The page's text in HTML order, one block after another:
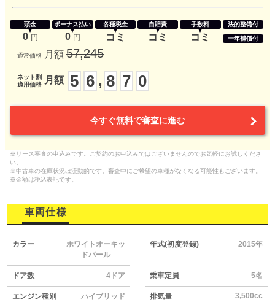
頭金
0 円
ボーナス払い
0 円
各種税金
コミ
自賠責
コミ
手数料
コミ
法的整備付
一年補償付
通常価格 月額 57,245
ネット割
適用価格
月額 5 6 , 8 7 0
今すぐ無料で審査に進む
※リース審査の申込みです。ご契約のお申込みではございませんのでお気軽にお試しくださ
い。
※中古車の在庫状況は流動的です。審査中にご希望の車種がなくなる可能性もございます。
※金額は税込表記です。
車両仕様
カラー
ホワイトオーキッ
ドパール
年式(初度登録) 2015年
ドア数 4ドア 乗車定員 5名
エンジン種別 ハイブリッド 排気量 3,500cc